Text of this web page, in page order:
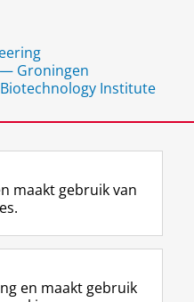
Groningen
Institute
F
a
e
L
i
k
R
S
-
I
n
t
Y
o
T
maakt gebruik van
en maakt gebruik